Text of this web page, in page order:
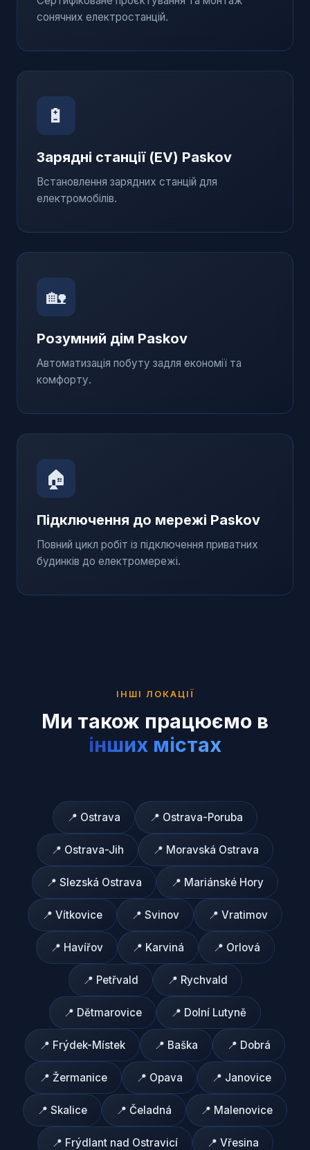
сонячних електростанцій.
🔋
Зарядні станції (EV) Paskov
Встановлення зарядних станцій для
електромобілів.
🏡
Розумний дім Paskov
Автоматизація побуту задля економії та
комфорту.
🏠
Підключення до мережі Paskov
Повний цикл робіт із підключення приватних
будинків до електромережі.
ІНШІ ЛОКАЦІЇ
Ми також працюємо в
інших містах
📍 Ostrava 📍 Ostrava-Poruba
📍 Ostrava-Jih 📍 Moravská Ostrava
📍 Slezská Ostrava 📍 Mariánské Hory
📍 Vítkovice 📍 Svinov 📍 Vratimov
📍 Havířov 📍 Karviná 📍 Orlová
📍 Petřvald 📍 Rychvald
📍 Dětmarovice 📍 Dolní Lutyně
📍 Frýdek-Místek 📍 Baška 📍 Dobrá
📍 Žermanice 📍 Opava 📍 Janovice
📍 Skalice 📍 Čeladná 📍 Malenovice
📍 Frýdlant nad Ostravicí 📍 Vřesina